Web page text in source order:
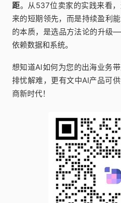
距。从537位卖家的实践来看
来的短期领先，而是持续盈利
的本质，是选品方法论的升级
依赖数据和系统。
想知道AI如何为您的出海业务
排忧解难，更有文中AI产品可
商新时代！